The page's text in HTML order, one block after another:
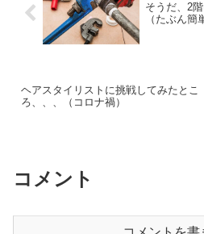
そうだ、2
（たぶん簡
ヘアスタイリストに挑戦してみたとこ
ろ、、、（コロナ禍）
コメント